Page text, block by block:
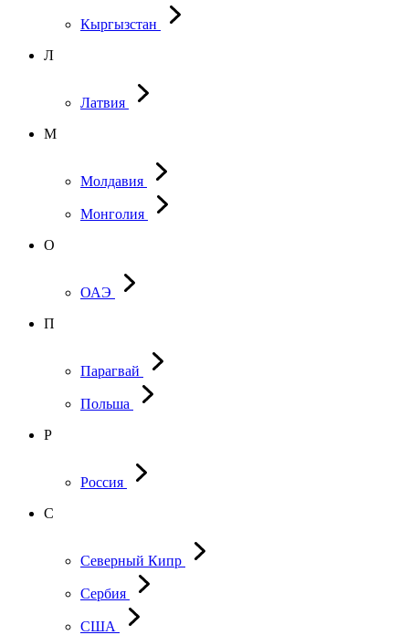
Кыргызстан
Л
Латвия
М
Молдавия
Монголия
О
ОАЭ
П
Парагвай
Польша
Р
Россия
С
Северный Кипр
Сербия
США